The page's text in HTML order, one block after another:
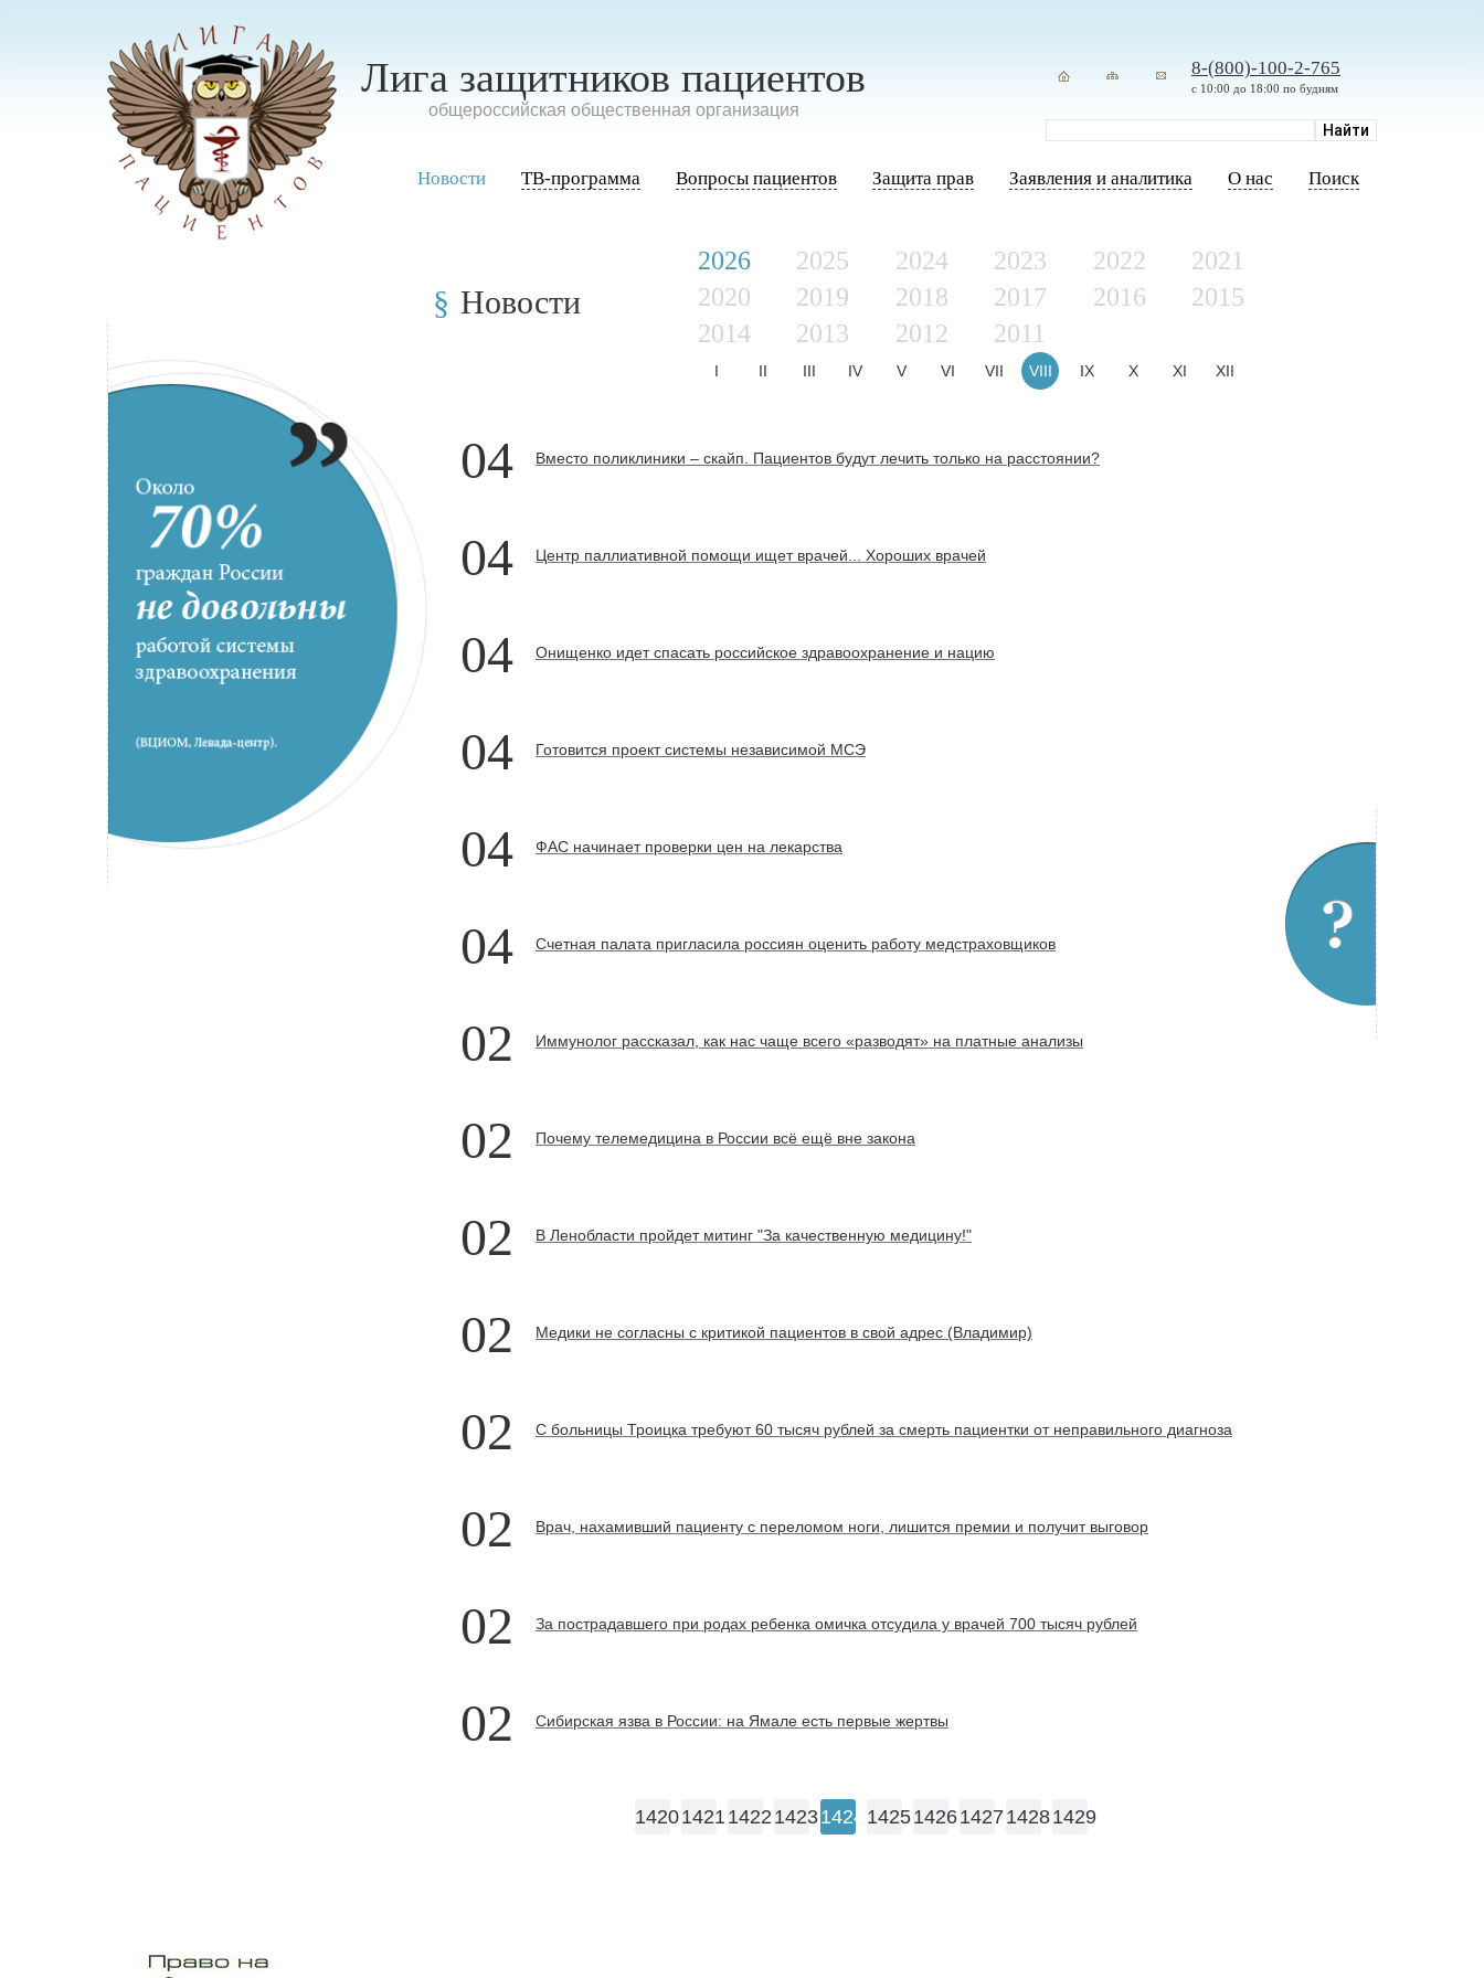
Лига защитников пациентов
oбщероссийская общественная организация
8-(800)-100-2-765
с 10:00 до 18:00 по будням
Новости ТВ-программа Вопросы пациентов Защита прав Заявления и аналитика О нас Поиск
Новости
2026 2025 2024 2023 2022
2021
2020
2019 2018 2017 2016
2015
2014
2013 2012 2011
I II III IV V VI VII VIII IX X XI XII
04 Вместо поликлиники – скайп. Пациентов будут лечить только на расстоянии?
04 Центр паллиативной помощи ищет врачей... Хороших врачей
04 Онищенко идет спасать российское здравоохранение и нацию
04 Готовится проект системы независимой МСЭ
04 ФАС начинает проверки цен на лекарства
04 Счетная палата пригласила россиян оценить работу медстраховщиков
02 Иммунолог рассказал, как нас чаще всего «разводят» на платные анализы
02 Почему телемедицина в России всё ещё вне закона
02 В Ленобласти пройдет митинг "За качественную медицину!"
02 Медики не согласны с критикой пациентов в свой адрес (Владимир)
02 С больницы Троицка требуют 60 тысяч рублей за смерть пациентки от неправильного диагноза
02 Врач, нахамивший пациенту с переломом ноги, лишится премии и получит выговор
02 За пострадавшего при родах ребенка омичка отсудила у врачей 700 тысяч рублей
02 Сибирская язва в России: на Ямале есть первые жертвы
142014211422 14231424 142514261427 14281429